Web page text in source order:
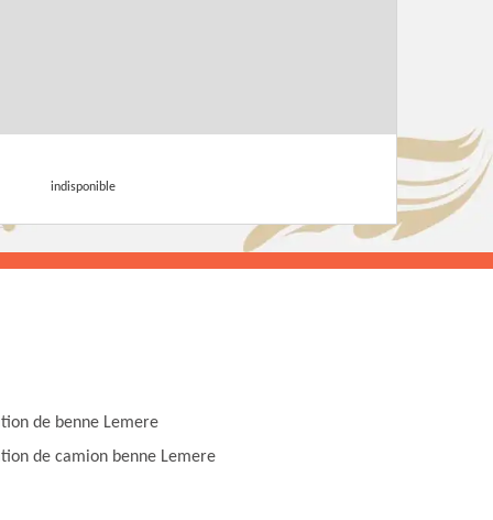
indisponible
de benne Lemere
de camion benne Lemere